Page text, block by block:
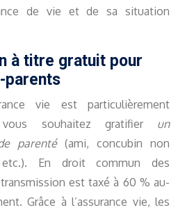
de vie et de sa situation
à titre gratuit pour
parents
vie est particulièrement
vous souhaitez gratifier un
parenté(ami, concubin non
En droit commun des
est taxé à 60 % au-
Grâce à l’assurance vie, les